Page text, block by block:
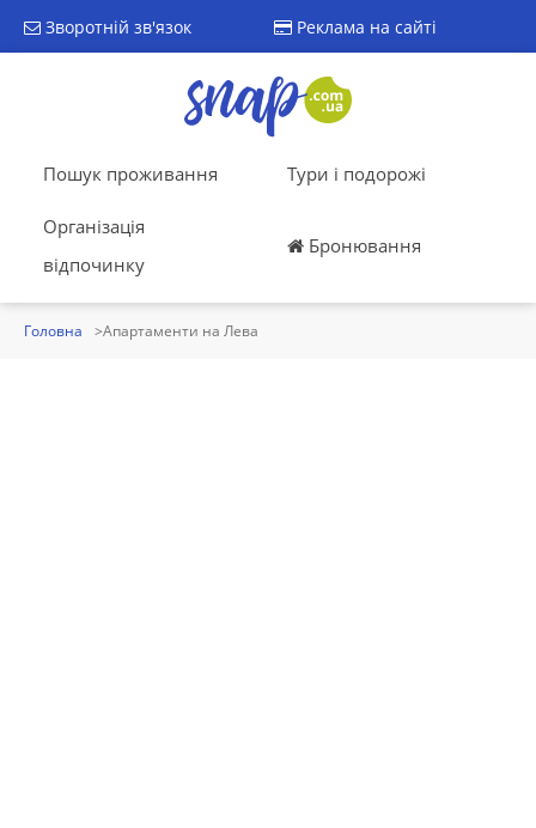
Зворотній зв'язок Реклама на сайті
Пошук проживання Тури і подорожі
Організація
відпочинку
Бронювання
Головна Апартаменти на Лева